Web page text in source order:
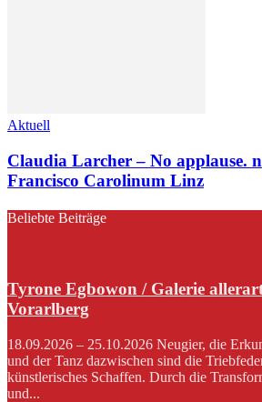
Aktuell
Claudia Larcher – No applause.
Francisco Carolinum Linz
Beliebte Beiträge
Tyrone Egbowon / Galerie
Vorarlberg
18.09.2026 – 25.10.2026 Neugier, die
und der Tanz dazwischen sind die
künstlerisches Schaffen. Durch die
und...